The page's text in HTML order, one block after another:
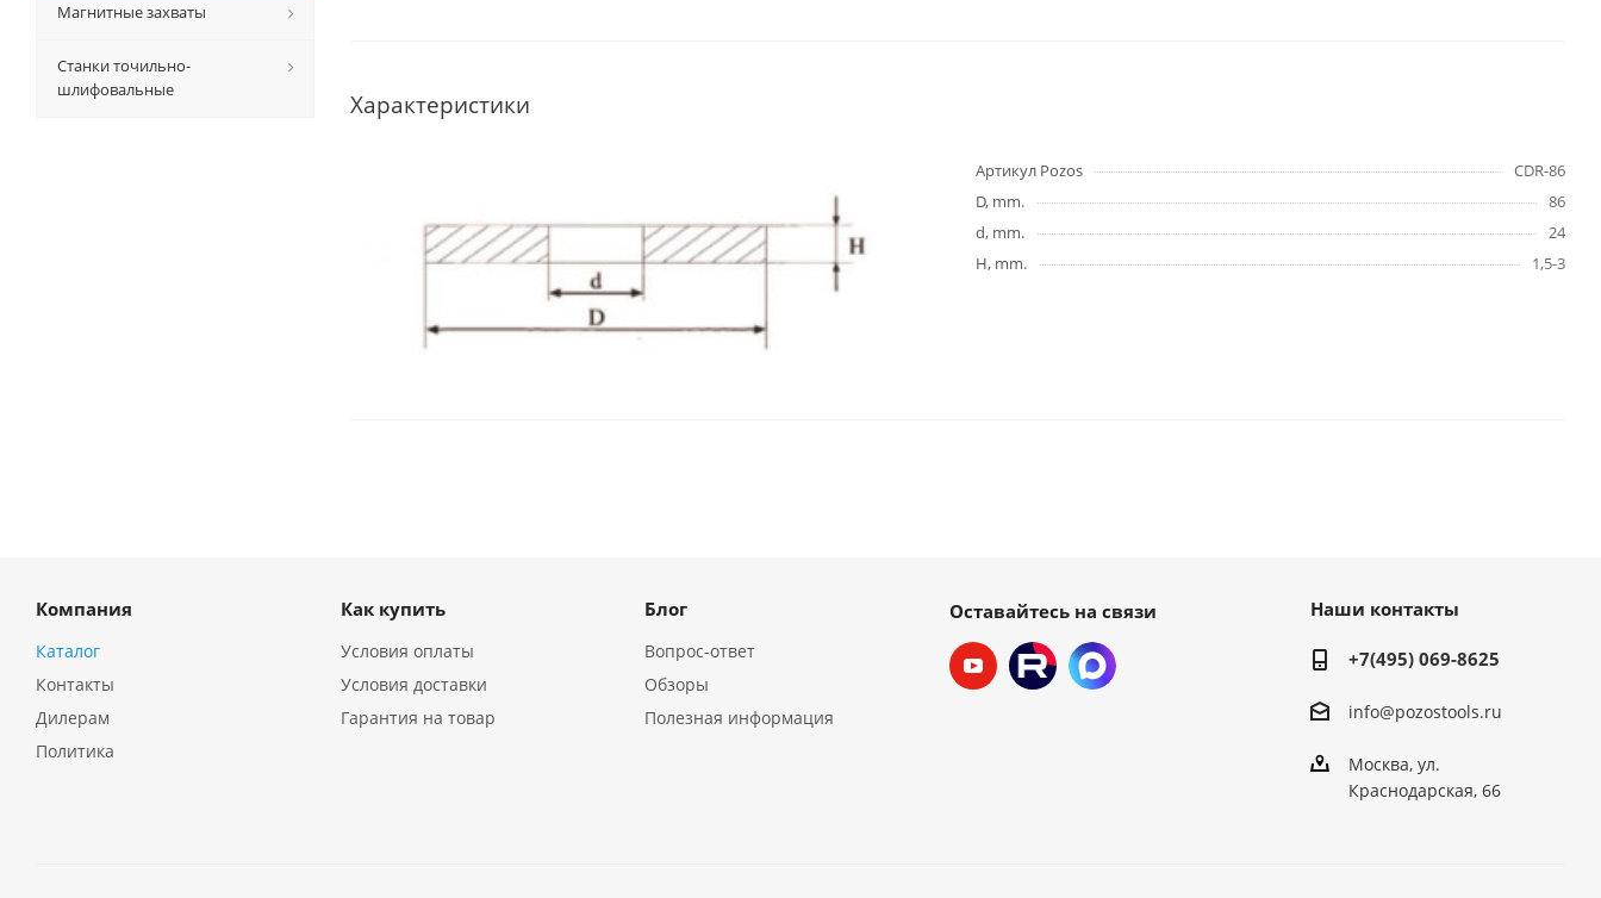
Характеристики
Артикул Pozos
CDR-86
D, mm.
86
d, mm.
24
H, mm.
1,5-3
Магнитные захваты
Станки точильно-
шлифовальные
Компания
Каталог
Контакты
Дилерам
Политика
Как купить
Условия оплаты
Условия доставки
Гарантия на товар
Блог
Вопрос-ответ
Обзоры
Полезная информация
Оставайтесь на связи Наши контакты
+7(495) 069-8625
info@pozostools.ru
Москва, ул.
Краснодарская, 66